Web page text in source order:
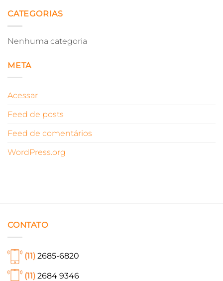
CATEGORIAS
Nenhuma categoria
META
Acessar
Feed de posts
Feed de comentários
WordPress.org
CONTATO
(11) 2685-6820
(11) 2684 9346